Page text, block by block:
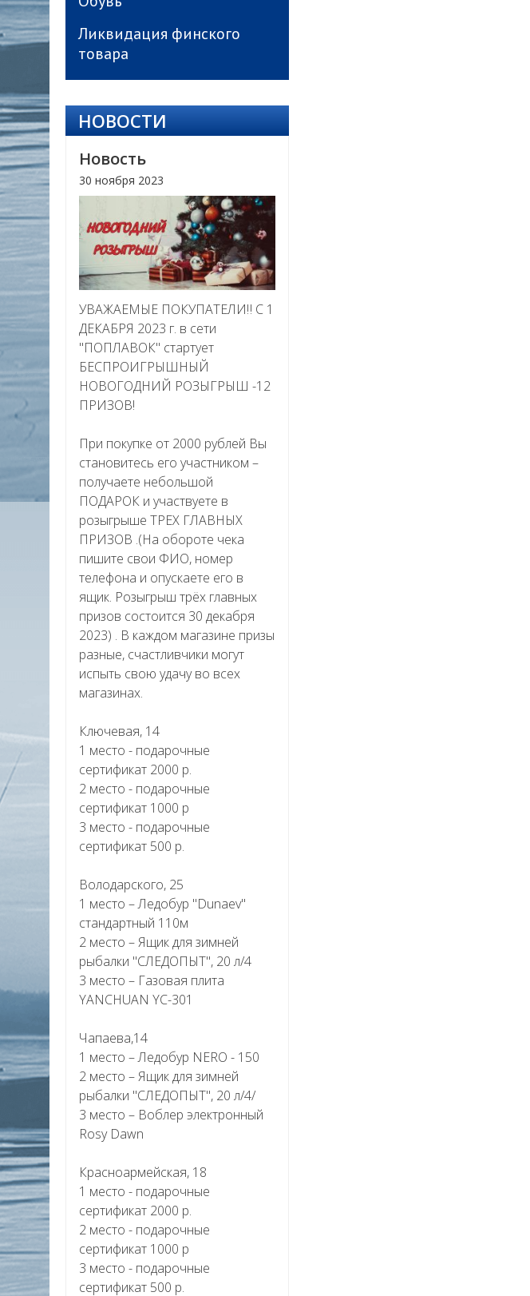
Ликвидация финского
товара
НОВОСТИ
Новость
30 ноября 2023
УВАЖАЕМЫЕ ПОКУПАТЕЛИ‼ С 1
ДЕКАБРЯ 2023 г. в сети
"ПОПЛАВОК" стартует
БЕСПРОИГРЫШНЫЙ
НОВОГОДНИЙ РОЗЫГРЫШ -12
ПРИЗОВ!
При покупке от 2000 рублей Вы
становитесь его участником –
получаете небольшой
ПОДАРОК и участвуете в
розыгрыше ТРЕХ ГЛАВНЫХ
ПРИЗОВ .(На обороте чека
пишите свои ФИО, номер
телефона и опускаете его в
ящик. Розыгрыш трёх главных
призов состоится 30 декабря
2023) . В каждом магазине призы
разные, счастливчики могут
испыть свою удачу во всех
магазинах.
Ключевая, 14
1 место - подарочные
сертификат 2000 р.
2 место - подарочные
сертификат 1000 р
3 место - подарочные
сертификат 500 р.
Володарского, 25
1 место – Ледобур "Dunaev"
стандартный 110м
2 место – Ящик для зимней
рыбалки "СЛЕДОПЫТ", 20 л/4
3 место – Газовая плита
YANCHUAN YC-301
Чапаева,14
1 место – Ледобур NERO - 150
2 место – Ящик для зимней
рыбалки "СЛЕДОПЫТ", 20 л/4/
3 место – Воблер электронный
Rosy Dawn
Красноармейская, 18
1 место - подарочные
сертификат 2000 р.
2 место - подарочные
сертификат 1000 р
3 место - подарочные
сертификат 500 р.